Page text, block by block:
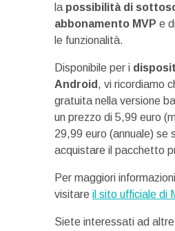
la possibilità di
abbonamento MVP e
le funzionalità.
Disponibile per i
Android , vi ricordiamo
gratuita nella versione
un prezzo di 5,99 euro
29,99 euro (annuale) se
acquistare il pacchetto
Per maggiori
visitare il sito ufficiale di
Siete interessati ad altre